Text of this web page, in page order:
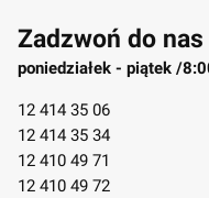
Zadzwoń do nas
poniedziałek - piątek /
12 414 35 06
12 414 35 34
12 410 49 71
12 410 49 72